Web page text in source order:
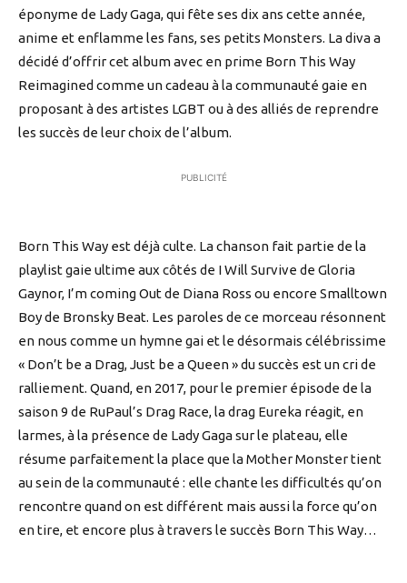
éponyme de Lady Gaga, qui fête ses dix ans cette année,
anime et enflamme les fans, ses petits Monsters. La diva a
décidé d’offrir cet album avec en prime Born This Way
Reimagined comme un cadeau à la communauté gaie en
proposant à des artistes LGBT ou à des alliés de reprendre
les succès de leur choix de l’album.
PUBLICITÉ
Born This Way est déjà culte. La chanson fait partie de la
playlist gaie ultime aux côtés de I Will Survive de Gloria
Gaynor, I’m coming Out de Diana Ross ou encore Smalltown
Boy de Bronsky Beat. Les paroles de ce morceau résonnent
en nous comme un hymne gai et le désormais célébrissime
« Don’t be a Drag, Just be a Queen » du succès est un cri de
ralliement. Quand, en 2017, pour le premier épisode de la
saison 9 de RuPaul’s Drag Race, la drag Eureka réagit, en
larmes, à la présence de Lady Gaga sur le plateau, elle
résume parfaitement la place que la Mother Monster tient
au sein de la communauté : elle chante les difficultés qu’on
rencontre quand on est différent mais aussi la force qu’on
en tire, et encore plus à travers le succès Born This Way…